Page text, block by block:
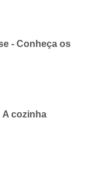
- Conheça os
A cozinha